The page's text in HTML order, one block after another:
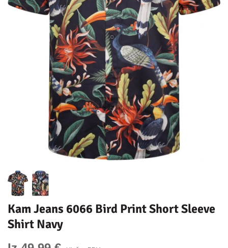
Kam Jeans 6066 Bird Print Short Sleeve
Shirt Navy